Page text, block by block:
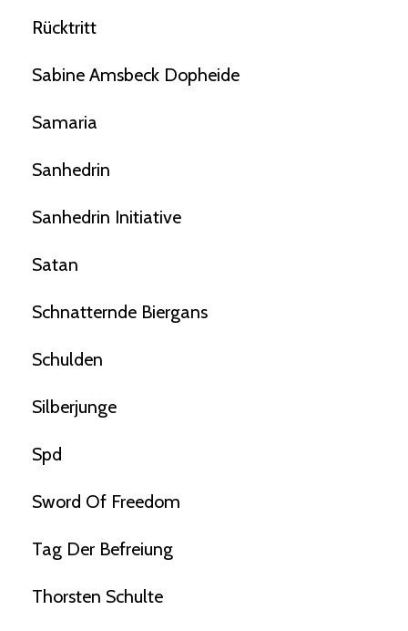
Rücktritt
Sabine Amsbeck Dopheide
Samaria
Sanhedrin
Sanhedrin Initiative
Satan
Schnatternde Biergans
Schulden
Silberjunge
Spd
Sword Of Freedom
Tag Der Befreiung
Thorsten Schulte